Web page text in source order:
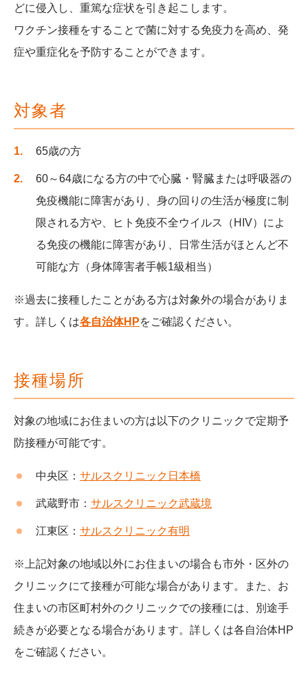
どに侵入し、重篤な症状を引き起こします。
ワクチン接種をすることで菌に対する免疫力を高め、発
症や重症化を予防することができます。
対象者
65歳の方
60～64歳になる方の中で心臓・腎臓または呼吸器の
免疫機能に障害があり、身の回りの生活が極度に制
限される方や、ヒト免疫不全ウイルス（HIV）によ
る免疫の機能に障害があり、日常生活がほとんど不
可能な方（身体障害者手帳1級相当）
※過去に接種したことがある方は対象外の場合がありま
す。詳しくは各自治体HPをご確認ください。
接種場所
対象の地域にお住まいの方は以下のクリニックで定期予
防接種が可能です。
中央区： サルスクリニック日本橋
武蔵野市： サルスクリニック武蔵境
江東区： サルスクリニック有明
※上記対象の地域以外にお住まいの場合も市外・区外の
クリニックにて接種が可能な場合があります。また、お
住まいの市区町村外のクリニックでの接種には、別途手
続きが必要となる場合があります。詳しくは各自治体HP
をご確認ください。